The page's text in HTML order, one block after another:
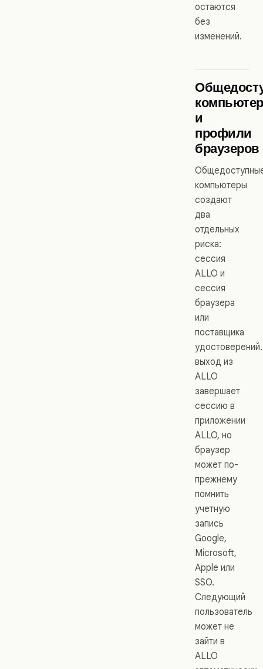
остаются
без
изменений.
и
профили
браузеров
компьютеры
создают
два
отдельных
риска:
сессия
ALLO и
сессия
браузера
или
поставщика
удостоверений.
выход из
ALLO
завершает
сессию в
приложении
ALLO, но
браузер
может по-
прежнему
помнить
учетную
запись
Google,
Microsoft,
Apple или
SSO.
Следующий
пользователь
может не
зайти в
ALLO